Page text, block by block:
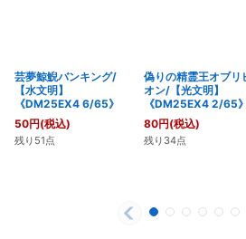
芸夢鯨鯢バンキング/
【水文明】
《DM25EX4 6/65》
50円(税込)
残り51点
偽りの精霊王オブリ
オン/【光文明】
《DM25EX4 2/65》
80円(税込)
残り34点